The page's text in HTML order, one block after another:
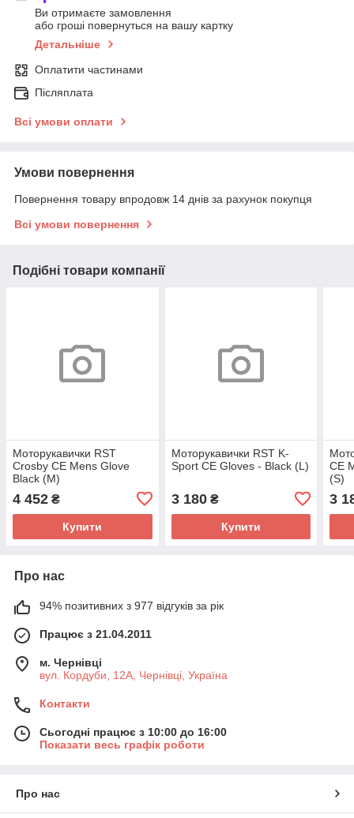
Ви отримаєте замовлення
або гроші повернуться на вашу картку
Детальніше
Оплатити частинами
Післяплата
Всі умови оплати
Умови повернення
Повернення товару впродовж 14 днів за рахунок покупця
Всі умови повернення
Подібні товари компанії
Моторукавички RST
Crosby CE Mens Glove
Black (M)
4 452 ₴
Купити
Моторукавички RST K-
Sport CE Gloves - Black (L)
3 180₴
Купити
CE
(S)
3
Про нас
94% позитивних з 977 відгуків за рік
Працює з 21.04.2011
м. Чернівці
вул. Кордуби, 12А, Чернівці, Україна
Контакти
Сьогодні працює з 10:00 до 16:00
Показати весь графік роботи
Про нас